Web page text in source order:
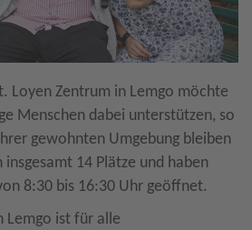
Loyen Zentrum in Lemgo möchte
Menschen dabei unterstützen, so
gewohnten Umgebung bleiben
14 Plätze und haben
8:30 bis 16:30 Uhr geöffnet.
Lemgo ist für alle